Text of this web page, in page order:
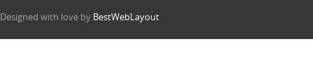
Designed with love by BestWebLayout